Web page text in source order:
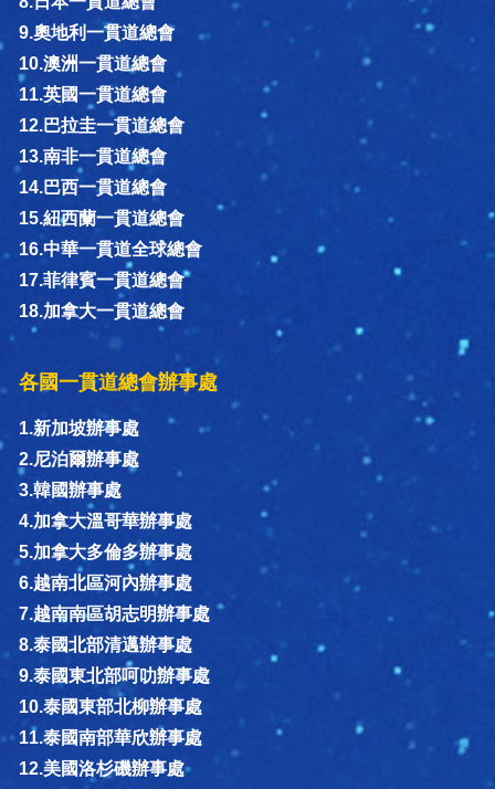
9.奧地利一貫道總會
10.澳洲一貫道總會
11.英國一貫道總會
12.巴拉圭一貫道總會
13.南非一貫道總會
14.巴西一貫道總會
15.紐西蘭一貫道總會
16.中華一貫道全球總會
17.菲律賓一貫道總會
18.加拿大一貫道總會
各國一貫道總會辦事處
1.新加坡辦事處
2.尼泊爾辦事處
3.韓國辦事處
4.加拿大溫哥華辦事處
5.加拿大多倫多辦事處
6.越南北區河內辦事處
7.越南南區胡志明辦事處
8.泰國北部清邁辦事處
9.泰國東北部呵叻辦事處
10.泰國東部北柳辦事處
11.泰國南部華欣辦事處
12.美國洛杉磯辦事處